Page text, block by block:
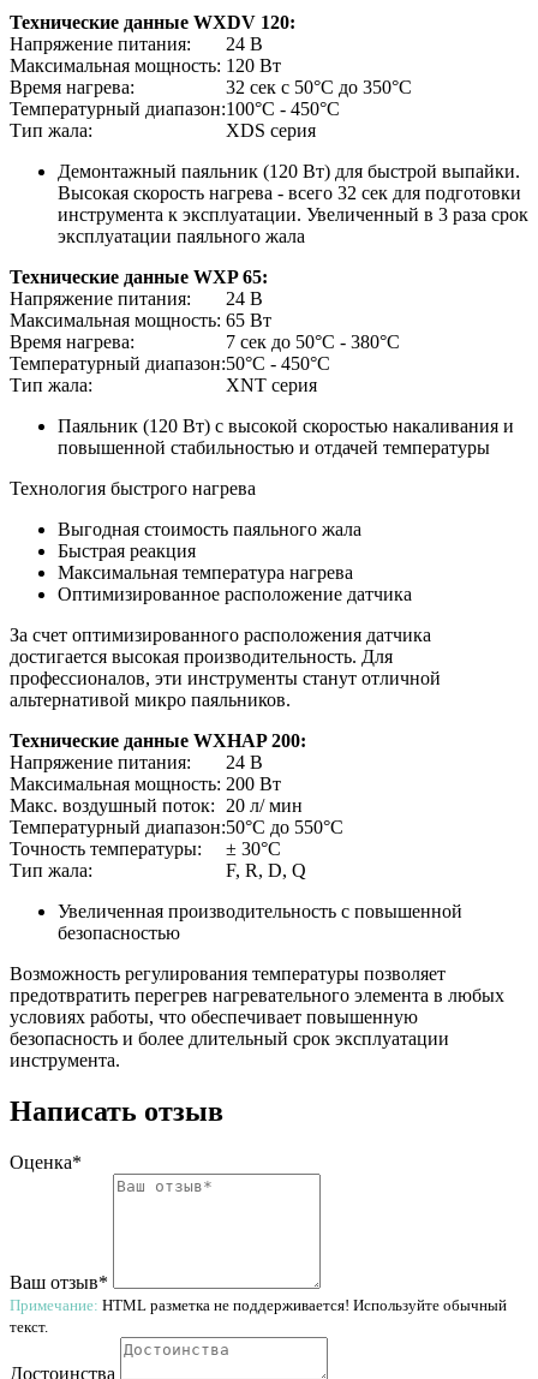
Технические данные WXDV 120:
Напряжение питания:
24 В
Максимальная мощность: 120 Вт
Время нагрева:
32 сек c 50°C до 350°C
Температурный диапазон:100°C - 450°C
Тип жала:
XDS серия
Демонтажный паяльник (120 Вт) для быстрой выпайки.
Высокая скорость нагрева - всего 32 сек для подготовки
инструмента к эксплуатации. Увеличенный в 3 раза срок
эксплуатации паяльного жала
Технические данные WXP 65:
Напряжение питания:
24 В
Максимальная мощность: 65 Вт
Время нагрева:
7 сек до 50°C - 380°C
Температурный диапазон:50°C - 450°C
Тип жала:
XNT серия
Паяльник (120 Вт) с высокой скоростью накаливания и
повышенной стабильностью и отдачей температуры
Технология быстрого нагрева
Выгодная стоимость паяльного жала
Быстрая реакция
Максимальная температура нагрева
Оптимизированное расположение датчика
За счет оптимизированного расположения датчика
достигается высокая производительность. Для
профессионалов, эти инструменты станут отличной
альтернативой микро паяльников.
Технические данные WXHAP 200:
Напряжение питания:
24 В
Максимальная мощность: 200 Вт
Макс. воздушный поток:
20 л/ мин
Температурный диапазон:50°C до 550°C
Точность температуры:
± 30°C
Тип жала:
F, R, D, Q
Увеличенная производительность с повышенной
безопасностью
Возможность регулирования температуры позволяет
предотвратить перегрев нагревательного элемента в любых
условиях работы, что обеспечивает повышенную
безопасность и более длительный срок эксплуатации
инструмента.
Написать отзыв
Оценка*
Ваш отзыв*
Примечание: HTML разметка не поддерживается! Используйте обычный
текст.
Достоинства